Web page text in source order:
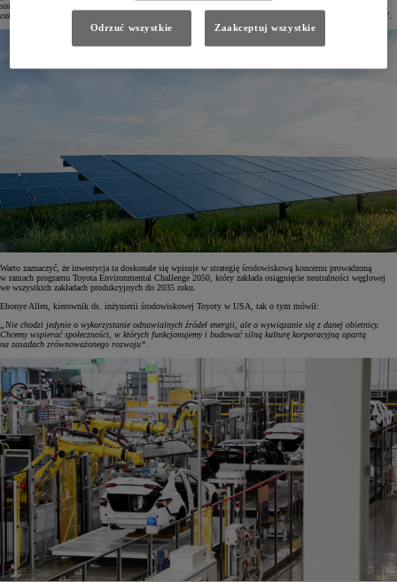
solarna to wyraz naszej determinacji i chęci dostosowania działalności operacyjnej do celów redukcji
całkowitego wpływu Toyoty na środowisko. Ten projekt to odzwierciedlenie naszych wartości i zobowiązań”.
Warto zaznaczyć, że inwestycja ta doskonale się wpisuje w strategię środowiskową koncernu prowadzoną
w ramach programu Toyota Environmental Challenge 2050, który zakłada osiągnięcie neutralności węglowej
we wszystkich zakładach produkcyjnych do 2035 roku.
Ebonye Allen, kierownik ds. inżynierii środowiskowej Toyoty w USA, tak o tym mówił:
„Nie chodzi jedynie o wykorzystanie odnawialnych źródeł energii, ale o wywiązanie się z danej obietnicy.
Chcemy wspierać społeczności, w których funkcjonujemy i budować silną kulturę korporacyjną opartą
na zasadach zrównoważonego rozwoju“.
Odrzuć wszystkie Zaakceptuj wszystkie